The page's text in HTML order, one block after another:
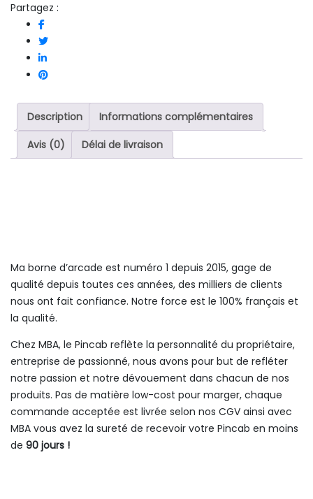
Partagez :
Description
Informations complémentaires
Avis (0)
Délai de livraison
Ma borne d’arcade est numéro 1 depuis 2015, gage de
qualité depuis toutes ces années, des milliers de clients
nous ont fait confiance. Notre force est le 100% français et
la qualité.
Chez MBA, le Pincab reflète la personnalité du propriétaire,
entreprise de passionné, nous avons pour but de refléter
notre passion et notre dévouement dans chacun de nos
produits. Pas de matière low-cost pour marger, chaque
commande acceptée est livrée selon nos CGV ainsi avec
MBA vous avez la sureté de recevoir votre Pincab en moins
de 90 jours !